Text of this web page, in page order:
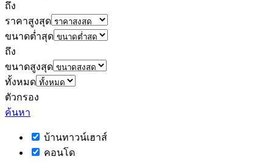
ถึง
ราคาสูงสุด
ขนาดต่ำสุด
ถึง
ขนาดสูงสุด
ทั้งหมด
ตัวกรอง
ค้นหา
บ้านทาวน์เฮาส์
คอนโด